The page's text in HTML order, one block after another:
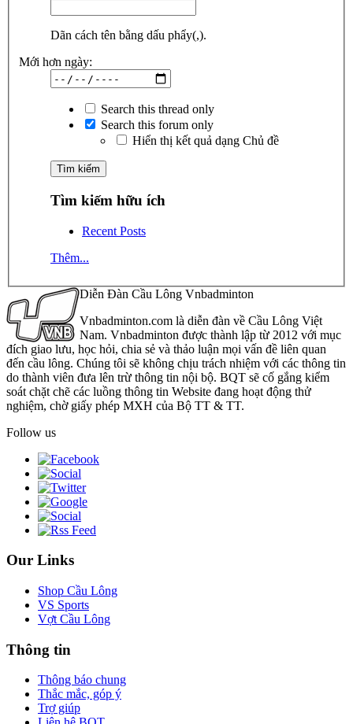
Dãn cách tên bằng dấu phẩy(,).
Mới hơn ngày:
Search this thread only
Search this forum only
Hiển thị kết quả dạng Chủ đề
Tìm kiếm hữu ích
Recent Posts
Thêm...
Diễn Đàn Cầu Lông Vnbadminton
Vnbadminton.com là diễn đàn về Cầu Lông Việt
Nam. Vnbadminton được thành lập từ 2012 với mục
đích giao lưu, học hỏi, chia sẻ và thảo luận mọi vấn đề liên quan
đến cầu lông. Chúng tôi sẽ không chịu trách nhiệm với các thông tin
do thành viên đưa lên trừ thông tin nội bộ. BQT sẽ cố gắng kiểm
soát chặt chẽ các luồng thông tin Website đang hoạt động thử
nghiệm, chờ giấy phép MXH của Bộ TT & TT.
Follow us
Our Links
Shop Cầu Lông
VS Sports
Vợt Cầu Lông
Thông tin
Thông báo chung
Thắc mắc, góp ý
Trợ giúp